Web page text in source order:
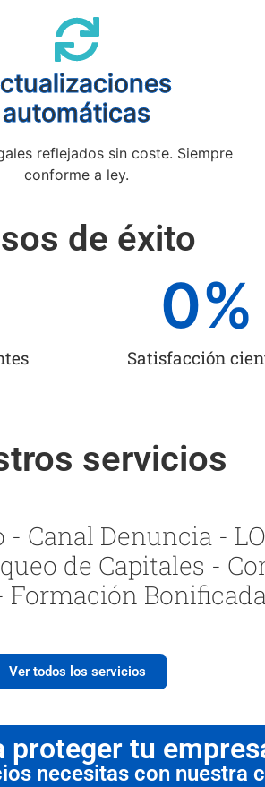
automáticas
reflejados sin coste. Siempre
conforme a ley.
de éxito
Satisfacción
0%
servicios
- Canal Denuncia -
de Capitales -
Formación
Ver todos los servicios
proteger tu
necesitas con nuestra